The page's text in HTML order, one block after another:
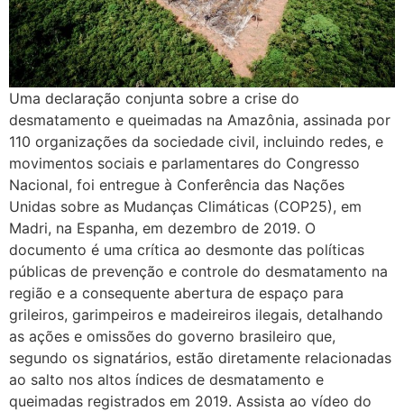
Uma declaração conjunta sobre a crise do
desmatamento e queimadas na Amazônia, assinada por
110 organizações da sociedade civil, incluindo redes, e
movimentos sociais e parlamentares do Congresso
Nacional, foi entregue à Conferência das Nações
Unidas sobre as Mudanças Climáticas (COP25), em
Madri, na Espanha, em dezembro de 2019. O
documento é uma crítica ao desmonte das políticas
públicas de prevenção e controle do desmatamento na
região e a consequente abertura de espaço para
grileiros, garimpeiros e madeireiros ilegais, detalhando
as ações e omissões do governo brasileiro que,
segundo os signatários, estão diretamente relacionadas
ao salto nos altos índices de desmatamento e
queimadas registrados em 2019. Assista ao vídeo do